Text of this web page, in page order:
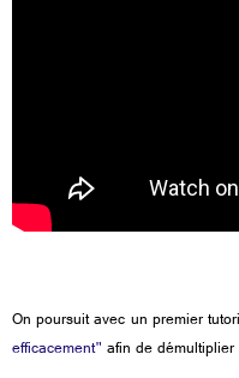
On poursuit avec un premier
efficacement"afin de